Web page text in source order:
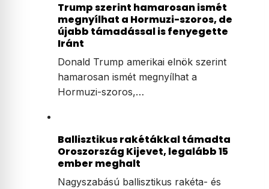
Trump szerint hamarosan ismét
megnyílhat a Hormuzi-szoros, de
újabb támadással is fenyegette
Iránt
Donald Trump amerikai elnök szerint
hamarosan ismét megnyílhat a
Hormuzi-szoros,…
Ballisztikus rakétákkal támadta
Oroszország Kijevet, legalább 15
ember meghalt
Nagyszabású ballisztikus rakéta- és